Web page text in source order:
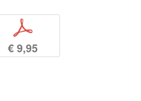
p
€ 9,95